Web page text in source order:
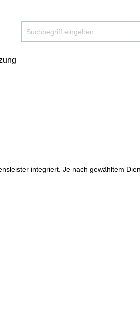
integriert. Je nach gewähltem